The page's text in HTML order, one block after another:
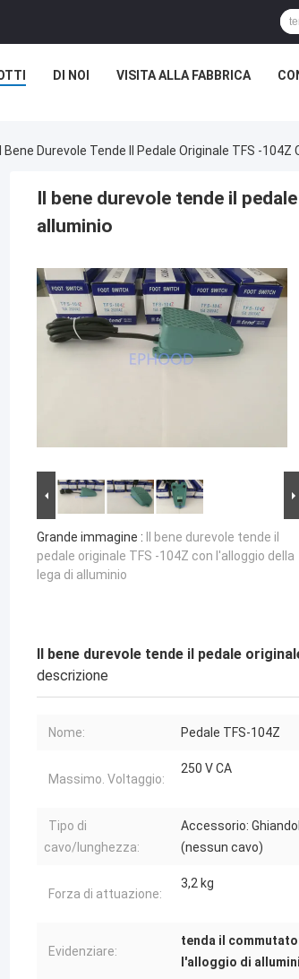
DI NOI VISITA ALLA FABBRICA
Il Bene Durevole Tende Il Pedale Originale TFS -
Il bene durevole tende il
alluminio
Grande immagine :
Il bene durevole tende il
pedale originale TFS -104Z con l'alloggio della
lega di alluminio
Il bene durevole tende il pedale
descrizione
Nome: Pedale TFS-104Z
Massimo. Voltaggio:
250 V CA
Tipo di
cavo/lunghezza:
Accessorio:
(nessun cavo)
Forza di attuazione:
3,2 kg
Evidenziare:
tenda il
l'alloggio di